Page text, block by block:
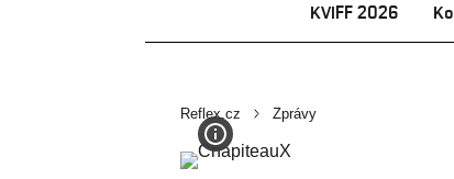
KVIFF 2026
Reflex.cz Zprávy